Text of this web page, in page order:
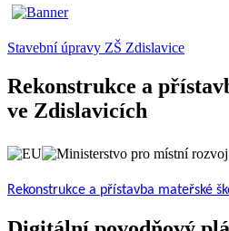
Stavební úpravy ZŠ Zdislavice
Rekonstrukce a
ve Zdislavicích
Rekonstrukce a přístavba mateřské